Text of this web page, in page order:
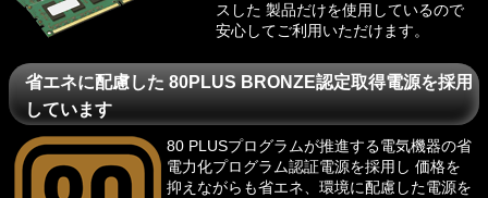
スした 製品だけを使用しているので
安心してご利用いただけます。
省エネに配慮した 80PLUS BRONZE認定取得電源を採用
しています
80 PLUSプログラムが推進する電気機器の省
電力化プログラム認証電源を採用し 価格を
抑えながらも省エネ、環境に配慮した電源を